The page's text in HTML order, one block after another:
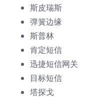
斯皮瑞斯
弹簧边缘
斯普林
肯定短信
迅捷短信网关
目标短信
塔探戈